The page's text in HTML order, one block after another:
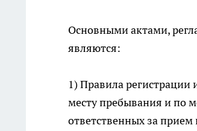
Основными актами,
являются:
1) Правила регистрации
месту пребывания и по
ответственных за прием